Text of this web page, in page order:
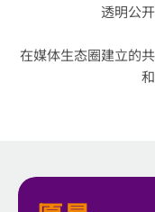
透明公
在媒体生态圈建立的